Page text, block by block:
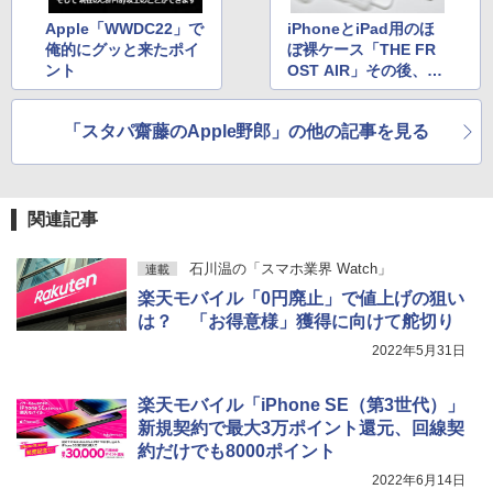
Apple「WWDC22」で
俺的にグッと来たポイ
ント
iPhoneとiPad用のほ
ぼ裸ケース「THE FR
OST AIR」その後、ソ
ックリ品も見つけた
「スタパ齋藤のApple野郎」の他の記事を見る
関連記事
連載 石川温の「スマホ業界 Watch」
楽天モバイル「0円廃止」で値上げの狙い
は？ 「お得意様」獲得に向けて舵切り
2022年5月31日
楽天モバイル「iPhone SE（第3世代）」
新規契約で最大3万ポイント還元、回線契
約だけでも8000ポイント
2022年6月14日